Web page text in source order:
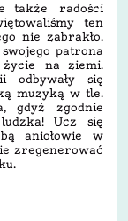
także radości
ten
nie zabrakło.
patrona
na ziemi.
odbywały się
muzyką w tle.
gdyż zgodnie
Ucz się
aniołowie w
zregenerować